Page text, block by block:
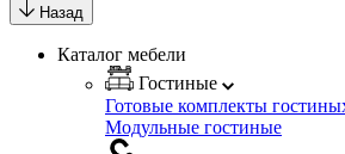
Назад
Каталог мебели
Гостиные
Готовые комплекты
Модульные гостиные